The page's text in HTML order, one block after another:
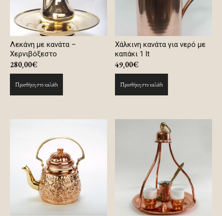
Λεκάνη με κανάτα –
Χερνιβόξεστο
280,00€
Προσθήκη στο καλάθι
Χάλκινη κανάτα για νερό με
καπάκι 1 lt
49,00€
Προσθήκη στο καλάθι